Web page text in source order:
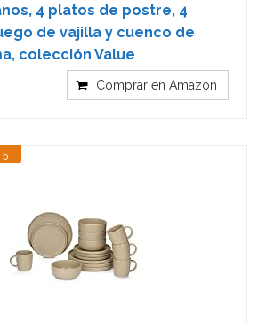
4 platos de postre, 4
de vajilla y cuenco de
colección Value
Comprar en Amazon
5